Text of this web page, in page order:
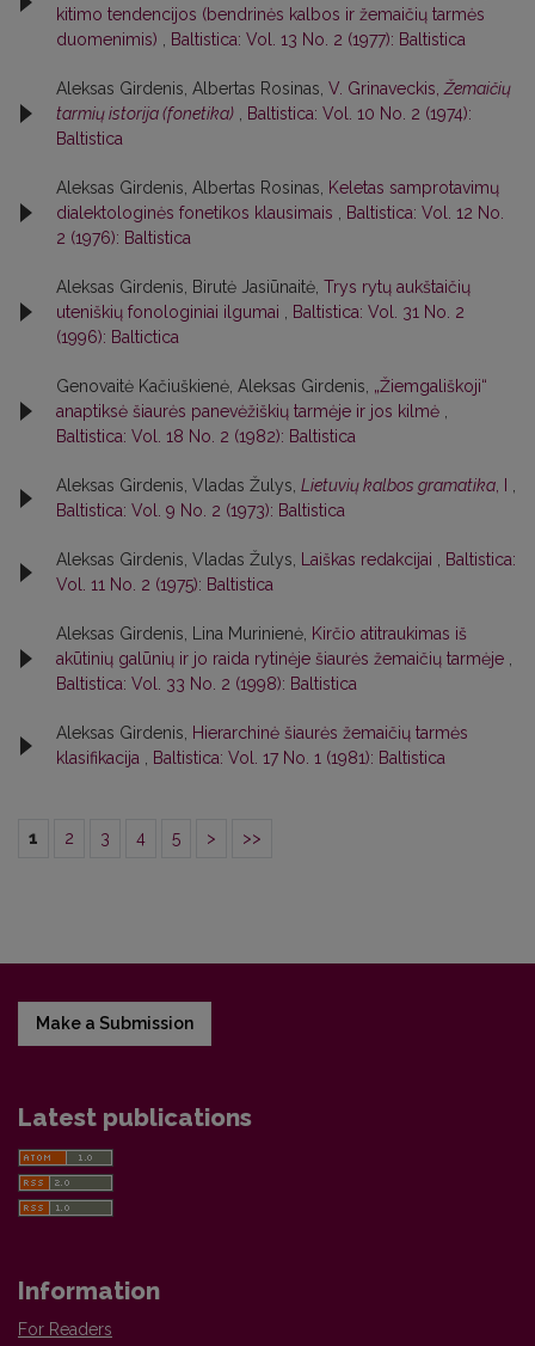
kitimo tendencijos (bendrinės kalbos ir žemaičių tarmės
duomenimis)
Baltistica: Vol. 13 No. 2 (1977): Baltistica
Aleksas Girdenis, Albertas Rosinas, V. Grinaveckis, Žemaičių
tarmių istorija (fonetika)
Baltistica: Vol. 10 No. 2 (1974):
Baltistica
Aleksas Girdenis, Albertas Rosinas,
Keletas samprotavimų
dialektologinės fonetikos klausimais
Baltistica: Vol. 12 No.
2 (1976): Baltistica
Aleksas Girdenis, Birutė Jasiūnaitė, Trys rytų aukštaičių
uteniškių fonologiniai ilgumai
Baltistica: Vol. 31 No. 2
(1996): Baltictica
Genovaitė Kačiuškienė, Aleksas Girdenis, „Žiemgališkoji“
anaptiksė šiaurės panevėžiškių tarmėje ir jos kilmė
Baltistica: Vol. 18 No. 2 (1982): Baltistica
Aleksas Girdenis, Vladas Žulys, Lietuvių kalbos gramatika
Baltistica: Vol. 9 No. 2 (1973): Baltistica
Aleksas Girdenis, Vladas Žulys, Laiškas redakcijai
Baltistica:
Vol. 11 No. 2 (1975): Baltistica
Aleksas Girdenis, Lina Murinienė, Kirčio atitraukimas iš
akūtinių galūnių ir jo raida rytinėje šiaurės žemaičių tarmėje
Baltistica: Vol. 33 No. 2 (1998): Baltistica
Aleksas Girdenis,
Hierarchinė šiaurės žemaičių tarmės
klasifikacija
Baltistica: Vol. 17 No. 1 (1981): Baltistica
1 2 3 4 5 > >>
Make a Submission
Latest publications
Information
For Readers